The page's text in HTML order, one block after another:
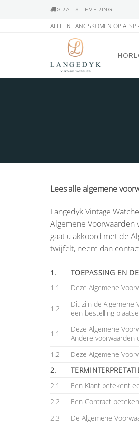
GRATIS LEVERING
ALLEEN LANGSKOMEN OP
Lees alle algemene
Langedyk Vintage
Algemene Voorwaarden
gaat u akkoord met de
twijfelt, neem dan
1.
TOEPASSING EN
1.1
Deze Algemene
1.2
Dit zijn de Algemene
een bestelling
1.1
Deze Algemene
Andere voorwaarden
1.2
Deze Algemene
2.
2.1
Een Klant betekent
2.2
Een Contract
2.3
De Algemene